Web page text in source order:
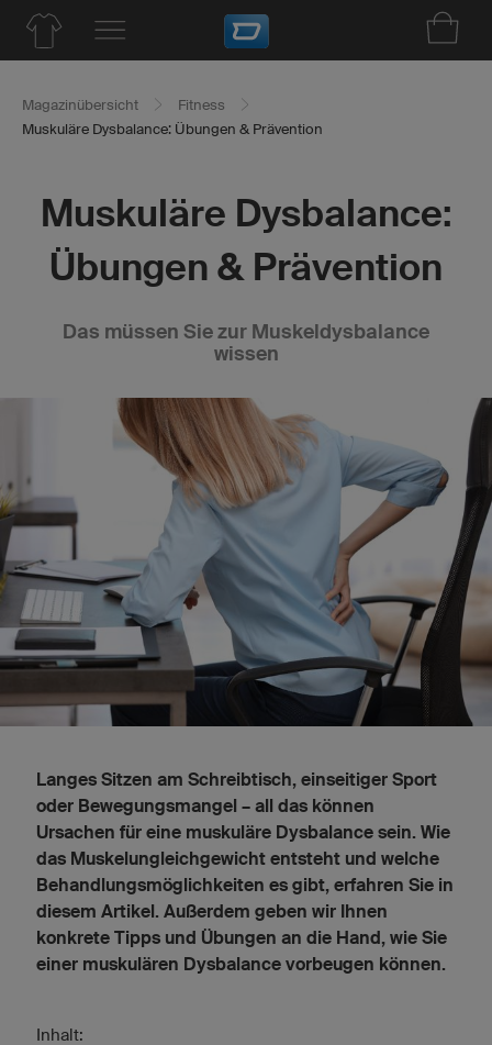
Magazinübersicht
Fitness
Muskuläre Dysbalance: Übungen & Prävention
Muskuläre Dysbalance:
Übungen & Prävention
Das müssen Sie zur Muskeldysbalance
wissen
Langes Sitzen am Schreibtisch, einseitiger Sport
oder Bewegungsmangel – all das können
Ursachen für eine muskuläre Dysbalance sein. Wie
das Muskelungleichgewicht entsteht und welche
Behandlungsmöglichkeiten es gibt, erfahren Sie in
diesem Artikel. Außerdem geben wir Ihnen
konkrete Tipps und Übungen an die Hand, wie Sie
einer muskulären Dysbalance vorbeugen können.
Inhalt: